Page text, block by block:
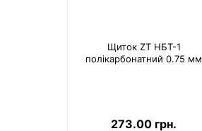
Щиток ZT НБТ-1
полікарбонатний 0.75 мм
273.00 грн.